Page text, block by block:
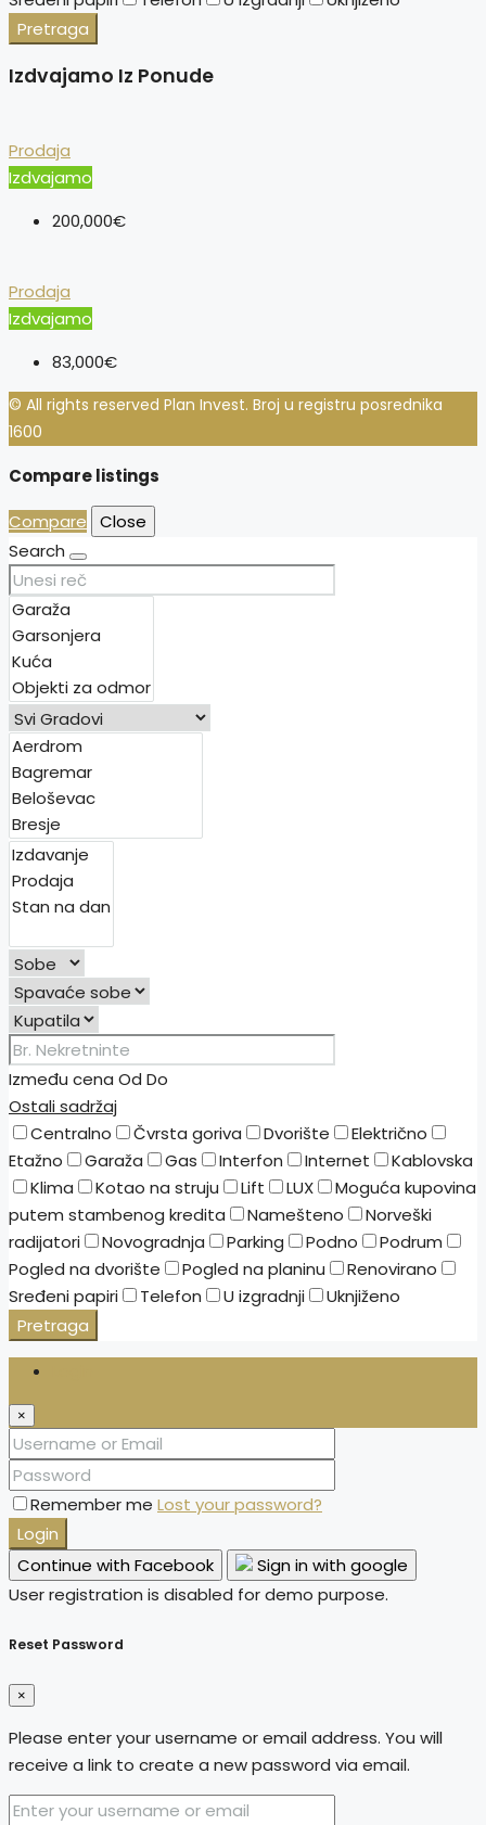
Pretraga
Izdvajamo Iz Ponude
Prodaja
Izdvajamo
200,000€
Prodaja
Izdvajamo
83,000€
© All rights reserved Plan Invest. Broj u registru posrednika
1600
Compare listings
Compare
Close
Search
Između cena Od Do
Ostali sadržaj
Centralno
Čvrsta goriva Dvorište
Električno
Etažno
Garaža Gas Interfon Internet
Kablovska
Klima
Kotao na struju Lift LUX
Moguća kupovina
putem stambenog kredita
Namešteno
Norveški
radijatori
Novogradnja Parking Podno
Podrum
Pogled na dvorište
Pogled na planinu
Renovirano
Sređeni papiri
Telefon U izgradnji
Uknjiženo
Pretraga
×
Remember me Lost your password?
Login
Continue with Facebook
Sign in with google
User registration is disabled for demo purpose.
Reset Password
×
Please enter your username or email address. You will
receive a link to create a new password via email.